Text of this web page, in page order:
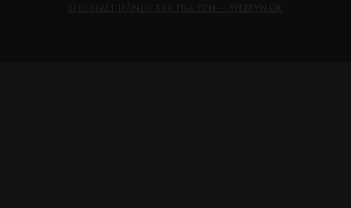
Digitalt håndværk fra Fyn — Webfyn.dk